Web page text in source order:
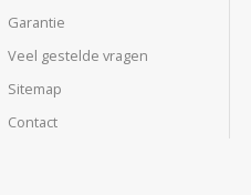
Garantie
Veel gestelde vragen
Sitemap
Contact